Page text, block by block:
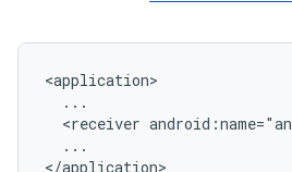
<receiver
...